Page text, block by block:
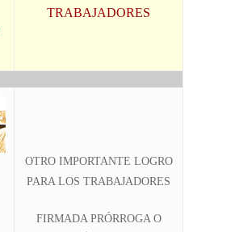
TRABAJADORES
OTRO IMPORTANTE LOGRO
PARA LOS TRABAJADORES
FIRMADA PRÓRROGA O